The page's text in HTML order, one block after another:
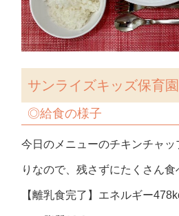
サンライズキッズ保育園
◎給食の様子
今日のメニューのチキンチャ
りなので、残さずにたくさん食
【離乳食完了】エネルギー